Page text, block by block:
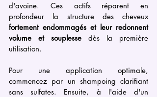
d'avoine. Ces actifs réparent en
fortement endommagés et leur redonnent
volume et souplesse dès la première
utilisation.
Pour une application optimale,
commencez par un shampoing clarifiant
sans sulfates. Ensuite, à l'aide d'un